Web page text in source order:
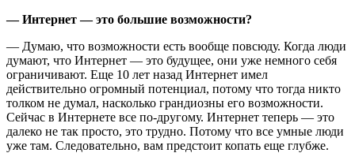
— Интернет — это большие возможности?
— Думаю, что возможности есть вообще повсюду. Когда люди
думают, что Интернет — это будущее, они уже немного себя
ограничивают. Еще 10 лет назад Интернет имел
действительно огромный потенциал, потому что тогда никто
толком не думал, насколько грандиозны его возможности.
Сейчас в Интернете все по-другому. Интернет теперь — это
далеко не так просто, это трудно. Потому что все умные люди
уже там. Следовательно, вам предстоит копать еще глубже.